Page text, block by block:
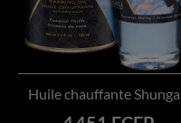
Huile chauffante Shunga...